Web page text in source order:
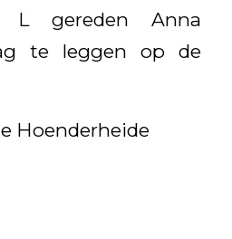
L gereden Anna
te leggen op de
Hoenderheide